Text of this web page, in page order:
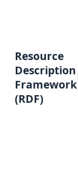
Resource
Description
Framework
(RDF)